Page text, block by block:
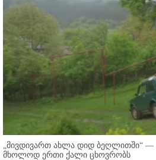
„მივდივართ ახლა დიდ ბეღლითში“
მხოლოდ ერთი ქალი ცხოვრობს